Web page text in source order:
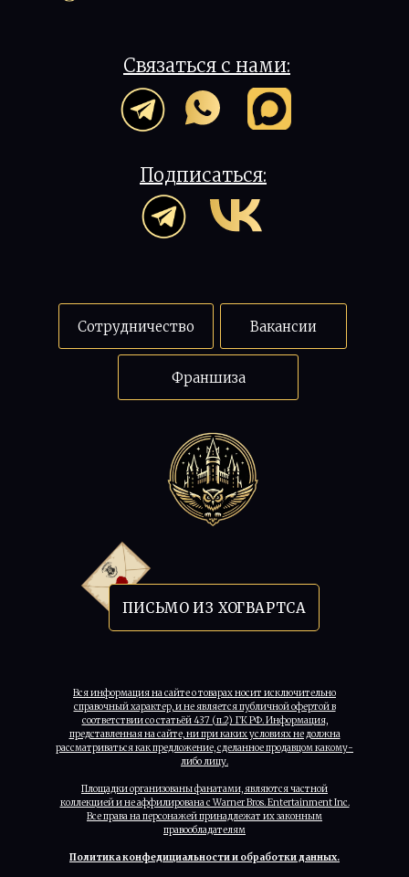
Связаться с нами:
Подписаться:
Вся информация на сайте о товарах носит исключительно
справочный характер, и не является публичной офертой в
соответствии со статьёй 437 (п.2) ГК РФ. Информация,
представленная на сайте, ни при каких условиях не должна
рассматриваться как предложение, сделанное продавцом какому-
либо лицу.
Площадки организованы фанатами, являются частной
коллекцией и не аффилирована с Warner Bros. Entertainment Inc.
Все права на персонажей принадлежат их законным
правообладателям
Политика конфедициальности и обработки данных.
Франшиза
Сотрудничество Вакансии
ПИСЬМО ИЗ ХОГВАРТСА